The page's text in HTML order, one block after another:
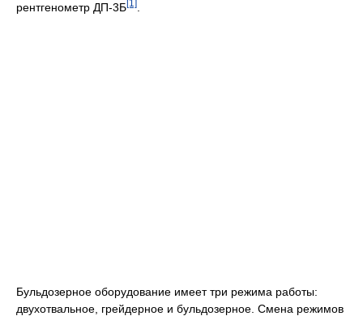
рентгенометр ДП-3Б[1]
Бульдозерное оборудование имеет три режима работы:
двухотвальное, грейдерное и бульдозерное. Смена режимов